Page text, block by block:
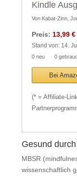
Kindle
Von Kabat-Zinn,
Preis: 13,99 €
Stand von: 14.
0 neu 0
Bei
(* = Affiliate-
Gesund
MBSR
wissenschaftlich